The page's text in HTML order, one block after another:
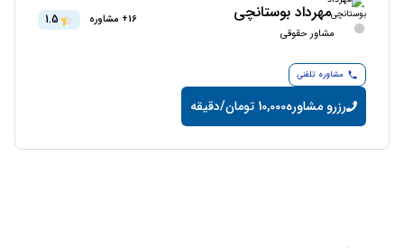
مهرداد بوستانچی
مشاور حقوقی
16+ مشاوره 1.5
مشاوره تلفنی
رزرو مشاوره10,000 تومان/دقیقه